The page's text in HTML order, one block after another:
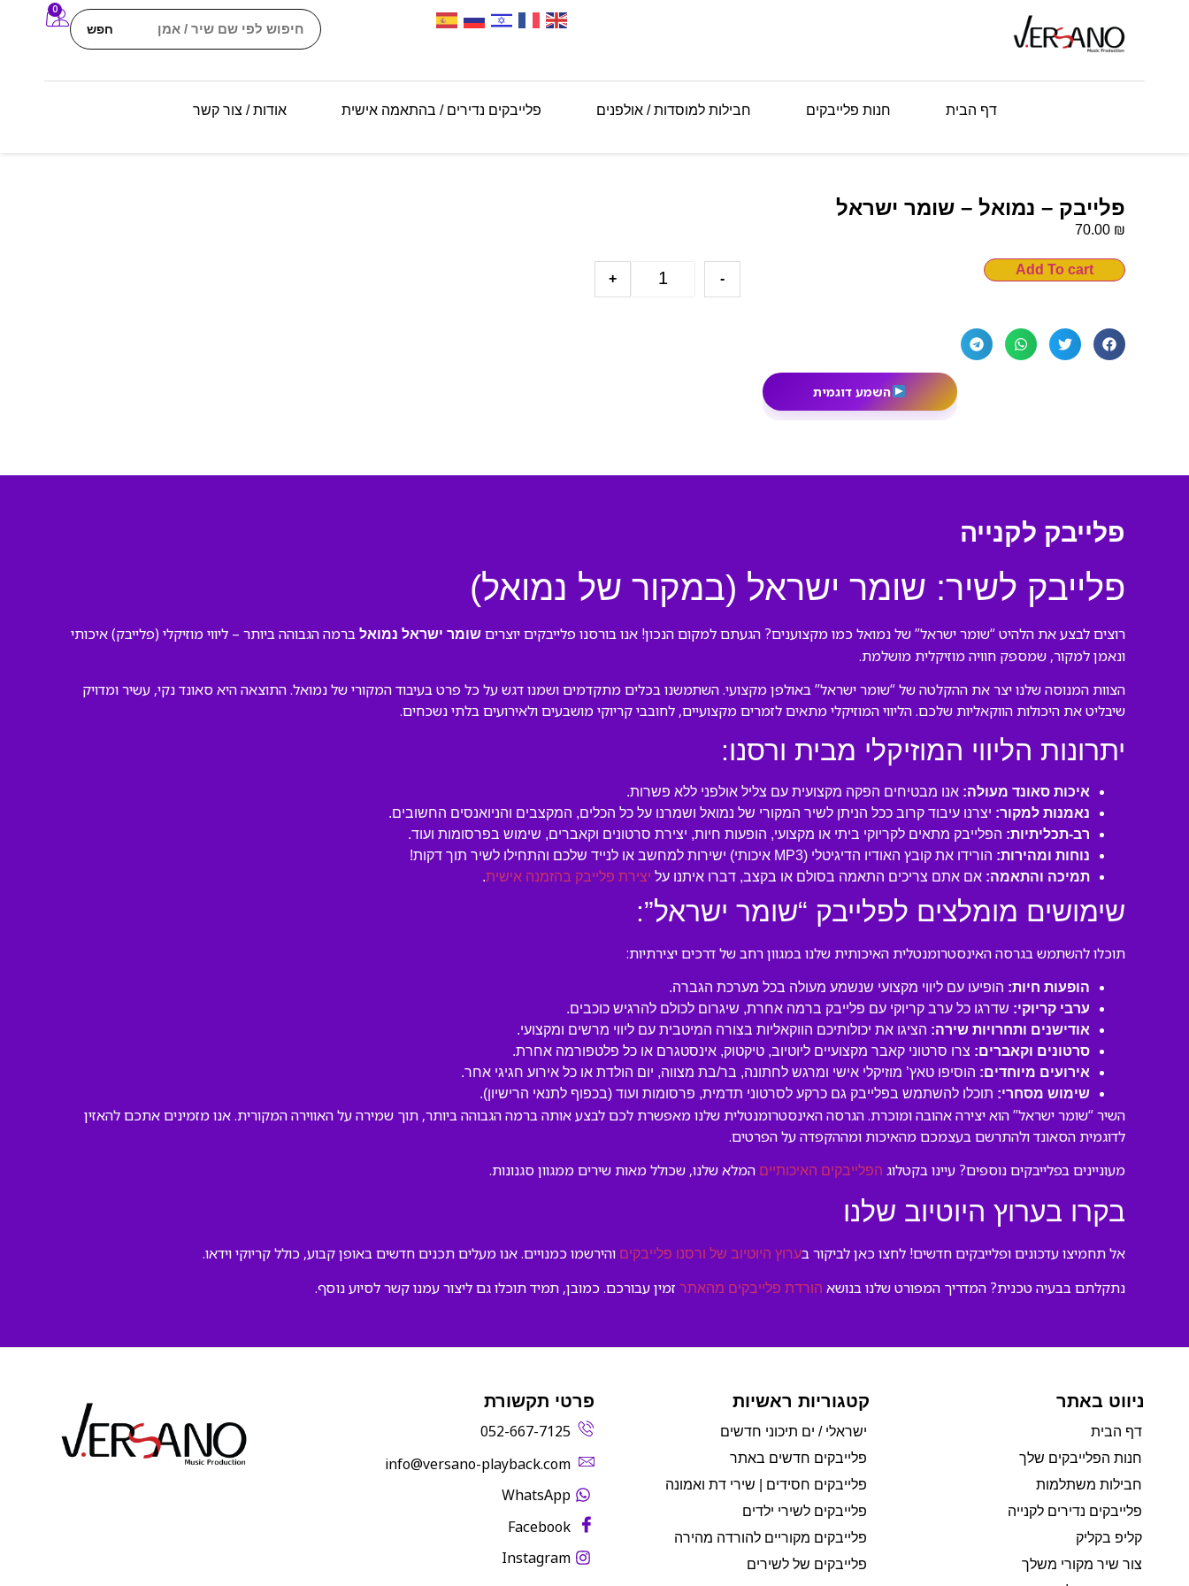
חפש
0
דף הבית חנות פלייבקים חבילות למוסדות / אולפנים פלייבקים נדירים / בהתאמה אישית אודות / צור קשר
פלייבק – נמואל – שומר ישראל
70.00 ₪
-
+
Add To cart
השמע דוגמית
פלייבק לקנייה
פלייבק לשיר: שומר ישראל (במקור של נמואל)
רוצים לבצע את הלהיט “שומר ישראל” של נמואל כמו מקצוענים? הגעתם למקום הנכון! אנו בורסנו פלייבקים יוצרים שומר ישראל נמואל ברמה הגבוהה ביותר – ליווי מוזיקלי (פלייבק) איכותי
ונאמן למקור, שמספק חוויה מוזיקלית מושלמת.
הצוות המנוסה שלנו יצר את ההקלטה של “שומר ישראל” באולפן מקצועי. השתמשנו בכלים מתקדמים ושמנו דגש על כל פרט בעיבוד המקורי של נמואל. התוצאה היא סאונד נקי, עשיר ומדויק
שיבליט את היכולות הווקאליות שלכם. הליווי המוזיקלי מתאים לזמרים מקצועיים, לחובבי קריוקי מושבעים ולאירועים בלתי נשכחים.
יתרונות הליווי המוזיקלי מבית ורסנו:
איכות סאונד מעולה: אנו מבטיחים הפקה מקצועית עם צליל אולפני ללא פשרות.
נאמנות למקור: יצרנו עיבוד קרוב ככל הניתן לשיר המקורי של נמואל ושמרנו על כל הכלים, המקצבים והניואנסים החשובים.
רב-תכליתיות: הפלייבק מתאים לקריוקי ביתי או מקצועי, הופעות חיות, יצירת סרטונים וקאברים, שימוש בפרסומות ועוד.
נוחות ומהירות: הורידו את קובץ האודיו הדיגיטלי (MP3 איכותי) ישירות למחשב או לנייד שלכם והתחילו לשיר תוך דקות!
תמיכה והתאמה: אם אתם צריכים התאמה בסולם או בקצב, דברו איתנו על יצירת פלייבק בהזמנה אישית.
שימושים מומלצים לפלייבק “שומר ישראל”:
תוכלו להשתמש בגרסה האינסטרומנטלית האיכותית שלנו במגוון רחב של דרכים יצירתיות:
הופעות חיות: הופיעו עם ליווי מקצועי שנשמע מעולה בכל מערכת הגברה.
ערבי קריוקי: שדרגו כל ערב קריוקי עם פלייבק ברמה אחרת, שיגרום לכולם להרגיש כוכבים.
אודישנים ותחרויות שירה: הציגו את יכולותיכם הווקאליות בצורה המיטבית עם ליווי מרשים ומקצועי.
סרטונים וקאברים: צרו סרטוני קאבר מקצועיים ליוטיוב, טיקטוק, אינסטגרם או כל פלטפורמה אחרת.
אירועים מיוחדים: הוסיפו טאץ’ מוזיקלי אישי ומרגש לחתונה, בר/בת מצווה, יום הולדת או כל אירוע חגיגי אחר.
שימוש מסחרי: תוכלו להשתמש בפלייבק גם כרקע לסרטוני תדמית, פרסומות ועוד (בכפוף לתנאי הרישיון).
השיר “שומר ישראל” הוא יצירה אהובה ומוכרת. הגרסה האינסטרומנטלית שלנו מאפשרת לכם לבצע אותה ברמה הגבוהה ביותר, תוך שמירה על האווירה המקורית. אנו מזמינים אתכם להאזין
לדוגמית הסאונד ולהתרשם בעצמכם מהאיכות ומההקפדה על הפרטים.
מעוניינים בפלייבקים נוספים? עיינו בקטלוג הפלייבקים האיכותיים המלא שלנו, שכולל מאות שירים ממגוון סגנונות.
בקרו בערוץ היוטיוב שלנו
אל תחמיצו עדכונים ופלייבקים חדשים! לחצו כאן לביקור בערוץ היוטיוב של ורסנו פלייבקים והירשמו כמנויים. אנו מעלים תכנים חדשים באופן קבוע, כולל קריוקי וידאו.
נתקלתם בבעיה טכנית? המדריך המפורט שלנו בנושא הורדת פלייבקים מהאתר זמין עבורכם. כמובן, תמיד תוכלו גם ליצור עמנו קשר לסיוע נוסף.
ניווט באתר
דף הבית
חנות הפלייבקים שלך
חבילות משתלמות
פלייבקים נדירים לקנייה
קליפ בקליק
צור שיר מקורי משלך
קטגוריות ראשיות
ישראלי / ים תיכוני חדשים
פלייבקים חדשים באתר
פלייבקים חסידים | שירי דת ואמונה
פלייבקים לשירי ילדים
פלייבקים מקוריים להורדה מהירה
פלייבקים של לשירים
פרטי תקשורת
052-667-7125
‫info@versano-playback.com‬
WhatsApp
Facebook
Instagram